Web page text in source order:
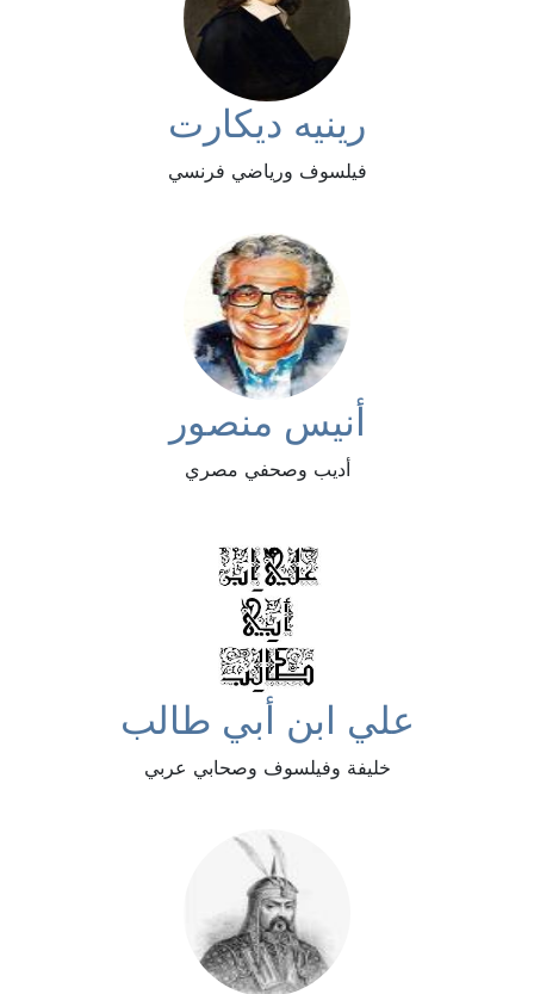
رينيه ديكارت
فيلسوف ورياضي فرنسي
أنيس منصور
أديب وصحفي مصري
علي ابن أبي طالب
خليفة وفيلسوف وصحابي عربي